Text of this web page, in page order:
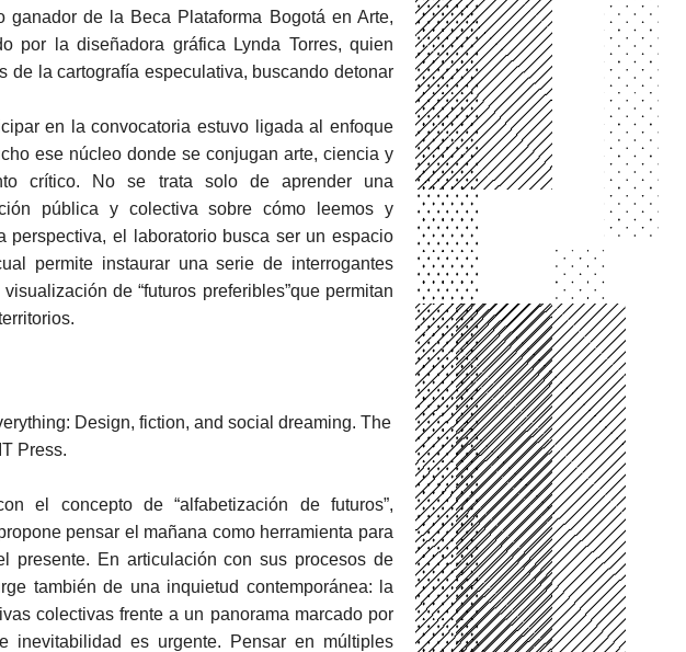
ganador de la Beca Plataforma Bogotá en Arte,
por la diseñadora gráfica Lynda Torres, quien
de la cartografía especulativa, buscando detonar
en la convocatoria estuvo ligada al enfoque
ese núcleo donde se conjugan arte, ciencia y
crítico. No se trata solo de aprender una
pública y colectiva sobre cómo leemos y
perspectiva, el laboratorio busca ser un espacio
permite instaurar una serie de interrogantes
de “futuros preferibles”que permitan
Design, fiction, and social dreaming. The
Press.
el concepto de “alfabetización de futuros”,
pensar el mañana como herramienta para
presente. En articulación con sus procesos de
también de una inquietud contemporánea: la
colectivas frente a un panorama marcado por
inevitabilidad es urgente. Pensar en múltiples